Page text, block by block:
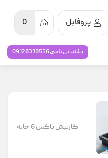
پروفایل 0
پشتیبانی تلفنی 09128338556
گارنیش باکس 6 خانه